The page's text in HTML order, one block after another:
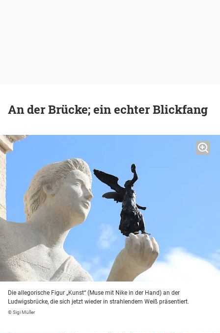
An der Brücke; ein echter Blickfang
Die allegorische Figur „Kunst“ (Muse mit Nike in der Hand) an der
Ludwigsbrücke, die sich jetzt wieder in strahlendem Weiß präsentiert.
© Sigi Müller